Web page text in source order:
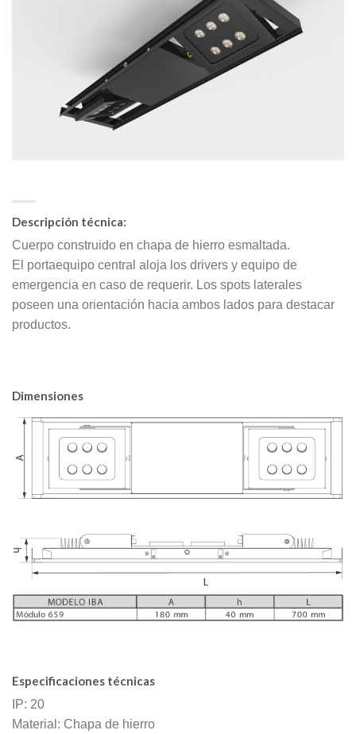
Descripción técnica:
Cuerpo construido en chapa de hierro esmaltada.
El portaequipo central aloja los drivers y equipo de
emergencia en caso de requerir. Los spots laterales
poseen una orientación hacia ambos lados para destacar
productos.
Dimensiones
Especificaciones técnicas
IP: 20
Material: Chapa de hierro